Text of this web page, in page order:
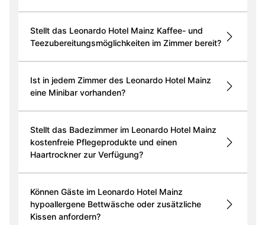
Stellt das Leonardo Hotel Mainz Kaffee- und
Teezubereitungsmöglichkeiten im Zimmer bereit?
Ist in jedem Zimmer des Leonardo Hotel Mainz
eine Minibar vorhanden?
Stellt das Badezimmer im Leonardo Hotel Mainz
kostenfreie Pflegeprodukte und einen
Haartrockner zur Verfügung?
Können Gäste im Leonardo Hotel Mainz
hypoallergene Bettwäsche oder zusätzliche
Kissen anfordern?